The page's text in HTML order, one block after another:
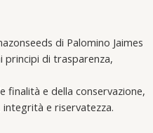
di Palomino Jaimes
principi di trasparenza,
finalità e della conservazione,
e riservatezza.